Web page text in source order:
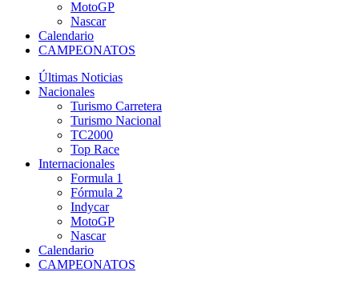
MotoGP
Nascar
Calendario
CAMPEONATOS
Últimas Noticias
Nacionales
Turismo Carretera
Turismo Nacional
TC2000
Top Race
Internacionales
Formula 1
Fórmula 2
Indycar
MotoGP
Nascar
Calendario
CAMPEONATOS